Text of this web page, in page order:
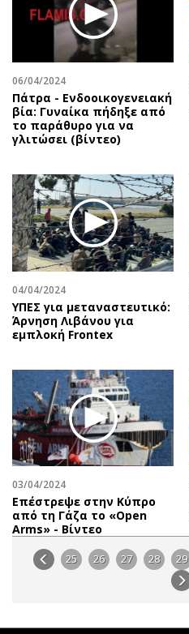
06/04/2024
Πάτρα - Ενδοοικογενειακή
βία: Γυναίκα πήδηξε από
το παράθυρο για να
γλιτώσει (βίντεο)
04/04/2024
ΥΠΕΣ για μεταναστευτικό:
Άρνηση Λιβάνου για
εμπλοκή Frontex
03/04/2024
Επέστρεψε στην Κύπρο
από τη Γάζα το «Open
Arms» - Βίντεο
25 26 27 28 29